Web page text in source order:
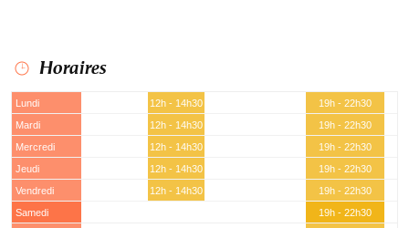
Horaires
Lundi 12h - 14h30
19h - 22h30
Mardi
12h - 14h30
19h - 22h30
Mercredi
12h - 14h30
19h - 22h30
Jeudi
12h - 14h30
19h - 22h30
Vendredi
12h - 14h30
19h - 22h30
Samedi
19h - 22h30